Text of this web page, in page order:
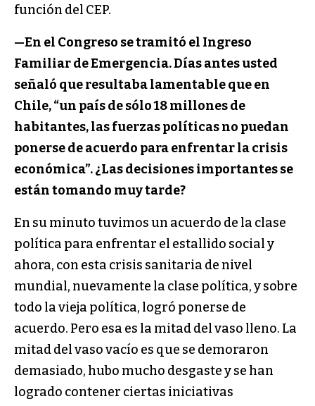
función del CEP.
—En el Congreso se tramitó el Ingreso
Familiar de Emergencia. Días antes usted
señaló que resultaba lamentable que en
Chile, “un país de sólo 18 millones de
habitantes, las fuerzas políticas no puedan
ponerse de acuerdo para enfrentar la crisis
económica”. ¿Las decisiones importantes se
están tomando muy tarde?
En su minuto tuvimos un acuerdo de la clase
política para enfrentar el estallido social y
ahora, con esta crisis sanitaria de nivel
mundial, nuevamente la clase política, y sobre
todo la vieja política, logró ponerse de
acuerdo. Pero esa es la mitad del vaso lleno. La
mitad del vaso vacío es que se demoraron
demasiado, hubo mucho desgaste y se han
logrado contener ciertas iniciativas